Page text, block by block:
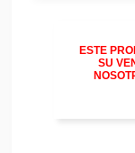
ESTE
SU